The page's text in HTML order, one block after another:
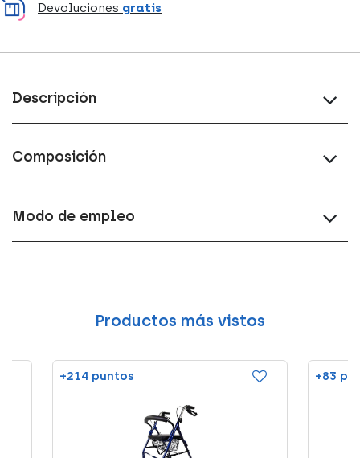
Devoluciones gratis
Descripción
Composición
Modo de empleo
Productos más vistos
+214 puntos +83